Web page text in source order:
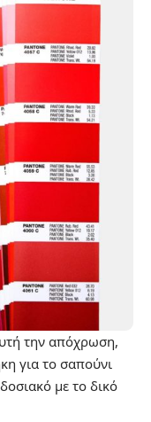
την απόχρωση,
για το σαπούνι
με το δικό